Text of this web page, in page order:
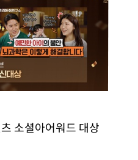
소셜아어워드 대상